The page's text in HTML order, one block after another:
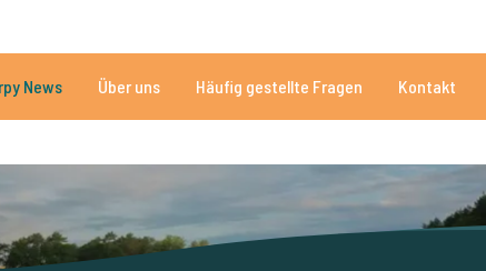
News Über uns Häufig gestellte Fragen Kontakt